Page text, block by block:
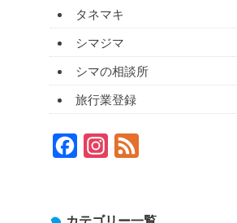
タネマキ
シマジマ
シマの相談所
旅行業登録
FacebookInstagram